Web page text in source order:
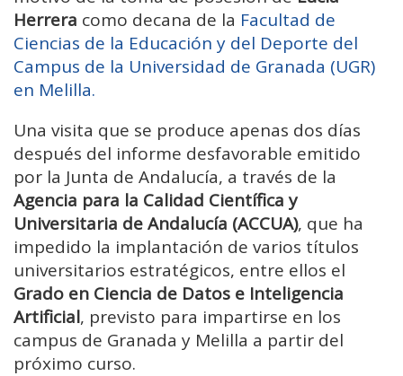
Herrera como decana de la Facultad de
Ciencias de la Educación y del Deporte del
Campus de la Universidad de Granada (UGR)
en Melilla.
Una visita que se produce apenas dos días
después del informe desfavorable emitido
por la Junta de Andalucía, a través de la
Agencia para la Calidad Científica y
Universitaria de Andalucía (ACCUA), que ha
impedido la implantación de varios títulos
universitarios estratégicos, entre ellos el
Grado en Ciencia de Datos e Inteligencia
Artificial, previsto para impartirse en los
campus de Granada y Melilla a partir del
próximo curso.